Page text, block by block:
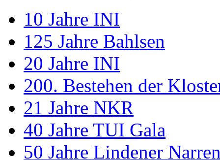
10 Jahre INI
125 Jahre Bahlsen
20 Jahre INI
200. Bestehen der
21 Jahre NKR
40 Jahre TUI Gala
50 Jahre Lindener